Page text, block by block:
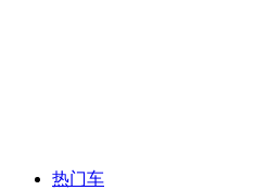
热门车